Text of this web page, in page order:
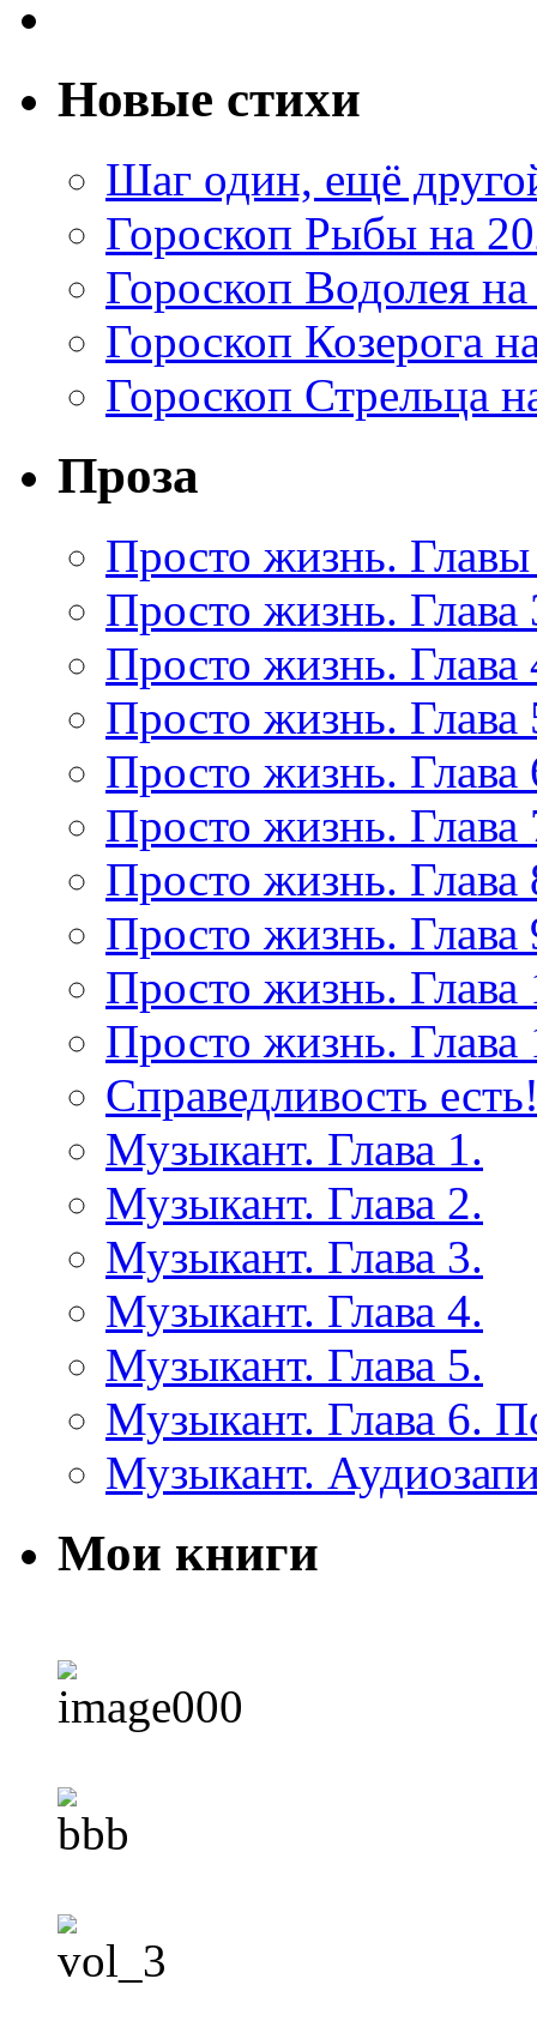
Новые стихи
Шаг один, ещё
Гороскоп Рыбы на
Гороскоп Водолея
Гороскоп Козерога
Гороскоп Стрельца
Проза
Просто жизнь.
Просто жизнь. Глава
Просто жизнь. Глава
Просто жизнь. Глава
Просто жизнь. Глава
Просто жизнь. Глава
Просто жизнь. Глава
Просто жизнь. Глава
Просто жизнь. Глава
Просто жизнь. Глава
Справедливость
Музыкант. Глава 1.
Музыкант. Глава 2.
Музыкант. Глава 3.
Музыкант. Глава 4.
Музыкант. Глава 5.
Музыкант. Глава 6.
Музыкант.
Мои книги